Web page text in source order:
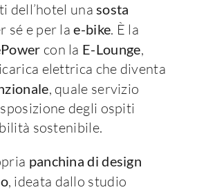
dell’hotel unasosta
sé e per la e-bike. È la
con la E-Lounge,
elettrica che diventa
, quale servizio
degli ospiti
sostenibile.
panchina di design
, ideata dallo studio